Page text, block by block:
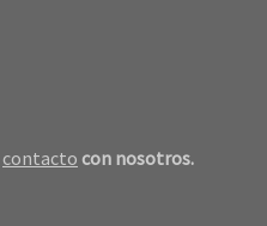
contacto con nosotros.